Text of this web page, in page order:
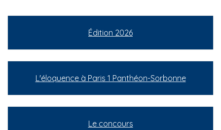
Édition 2026
L'éloquence à Paris 1 Panthéon-Sorbonne
Le concours